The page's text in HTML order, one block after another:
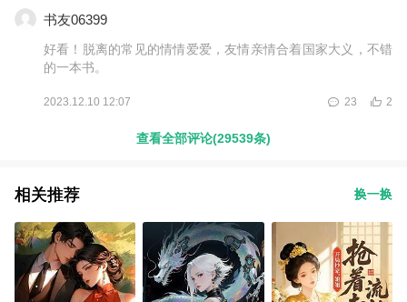
家对我的喜爱，每一条书评我都有认真看，谢谢大家把我拉回
书友06399
好看！脱离的常见的情情爱爱，友情亲情合着国家大义，不错
的一本书。
2023.12.10 12:07 2
23
查看全部评论(29539条)
相关推荐 换一换